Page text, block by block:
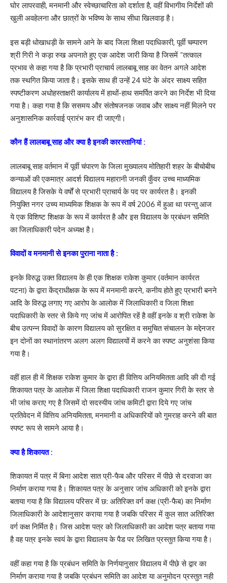
घोर लापरवाही, मनमानी और स्वेच्छाचारिता को दर्शाता है, वहीं विभागीय निर्देशों की
खुली अवहेलना और छात्रों के भविष्य के साथ सीधा खिलवाड़ है।
इस बड़ी धोखाधड़ी के सामने आने के बाद जिला शिक्षा पदाधिकारी, पूर्वी चम्पारण
श्री गिरी ने कड़ा रुख अपनाते हुए एक आदेश जारी किया है जिसमें “तत्काल
प्रभाव से कहा गया है कि प्रभारी प्राचार्य लालबाबू साह का वेतन अगले आदेश
तक स्थगित किया जाता है। इसके साथ ही उन्हें 24 घंटे के अंदर साक्ष्य सहित
स्पष्टीकरण अधोहस्ताक्षरी कार्यालय में हाथों-हाथ समर्पित करने का निर्देश भी दिया
गया है। कहा गया है कि ससमय और संतोषजनक जवाब और साक्ष्य नहीं मिलने पर
अनुशासनिक कार्रवाई प्रारंभ कर दी जाएगी।
कौन हैं लालबाबू साह और क्या है इनकी कारस्तानियां :
लालबाबू साह वर्तमान में पूर्वी चंपारण के जिला मुख्यालय मोतिहारी शहर के बीचोबीच
कन्याओं की एकमात्र आदर्श विद्यालय महारानी जनकी कुँवर उच्च माध्यमिक
विद्यालय है जिसके ये वर्षों से प्रभारी प्राचार्य के पद पर कार्यरत है। इनकी
नियुक्ति नगर उच्य माध्यमिक शिक्षक के रूप में वर्ष 2006 में हुआ था परन्तु आज
ये एक विशिष्ट शिक्षक के रूप में कार्यरत है और इस विद्यालय के प्रबंधन समिति
का जिलाधिकारी पदेन अध्यक्ष है।
विवादों व मनमानी से इनका पुराना नाता है :
इनके विरुद्ध उक्त विद्यालय के ही एक शिक्षक राकेश कुमार (वर्तमान कार्यरत
पटना) के द्वारा केंद्राधीक्षक के रूप में मनमानी करने, कनीय होते हुए प्रभारी बनने
आदि के विरुद्ध लगाए गए आरोप के आलोक में जिलाधिकारी व जिला शिक्षा
पदाधिकारी के स्तर से किये गए जांच में आरोपित रहें है वहीं इनके व श्री राकेश के
बीच उत्पन्न विवादों के कारण विद्यालय को सुरक्षित व समुचित संचालन के मद्देनजर
इन दोनों का स्थानांतरण अलग अलग विद्यालयों में करने का स्पष्ट अनुशंसा किया
गया है।
वहीं हाल ही में शिक्षक राकेश कुमार के द्वारा ही वित्तिय अनियमितता आदि की दी गई
शिकायत पत्र के आलोक में जिला शिक्षा पदाधिकारी राजन कुमार गिरी के स्तर से
भी जांच कराए गए है जिसमें दो सदस्यीय जांच कमिटी द्वारा दिये गए जांच
प्रतिवेदन में वित्तिय अनियमितता, मनमानी व अधिकारियों को गुमराह करने की बात
स्पष्ट रूप से सामने आया है।
क्या है शिकायत :
शिकायत में पत्र में बिना आदेश सात प्री-फैब और परिसर में पीछे से दरवाजा का
निर्माण कराया गया है। शिकायत पत्र के अनुसार जांच अधिकारी को इनके द्वारा
बताया गया है कि विद्यालय परिसर में छ: अतिरिक्त वर्ग कक्ष (प्री-फैब) का निर्माण
जिलाधिकारी के आदेशानुसार कराया गया है जबकि परिसर में कुल सात अतिरिक्त
वर्ग कक्ष निर्मित है। जिस आदेश पत्र को जिलाधिकारी का आदेश पत्र बताया गया
है वह पत्र इनके स्वयं के द्वारा विद्यालय के पैड पर लिखित प्रस्तुत किया गया है।
वहीं कहा गया है कि प्रबंधन समिति के निर्णयानुसार विद्यालय में पीछे से द्वार का
निर्माण कराया गया है जबकि प्रबंधन समिति का आदेश या अनुमोदन प्रस्तुत नही